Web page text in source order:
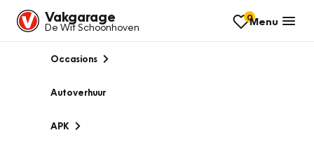
Vakgarage
De Wit Schoonhoven
0Menu
Occasions
Autoverhuur
APK